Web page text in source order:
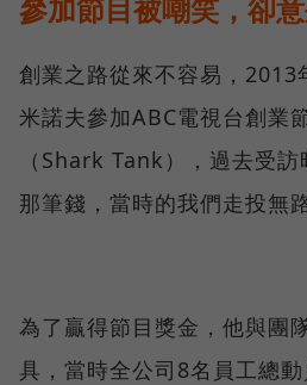
參加節目被嘲笑，卻
創業之路從來不容易，2013
米諾夫參加ABC電視台創業
（Shark Tank），過去受
那筆錢，當時的我們走投無路
為了贏得節目獎金，他與團
具，當時全公司8名員工總